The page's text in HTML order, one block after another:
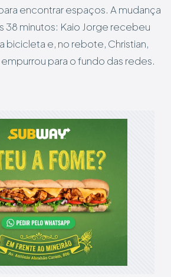
encontrar espaços. A mudança
38 minutos: Kaio Jorge recebeu
bicicleta e, no rebote, Christian,
para o fundo das redes.